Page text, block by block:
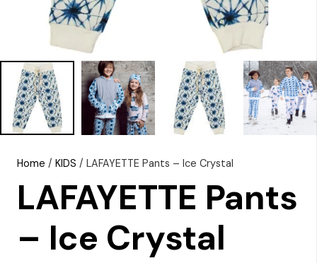
Home / KIDS / LAFAYETTE Pants – Ice Crystal
LAFAYETTE Pants
– Ice Crystal